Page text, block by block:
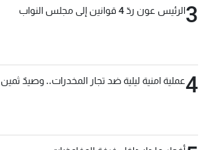
3الرئيس عون ردّ 4 قوانين إلى مجلس النواب
4عملية امنية ليلية ضد تجار المخدرات.. وصيدٌ ثمين